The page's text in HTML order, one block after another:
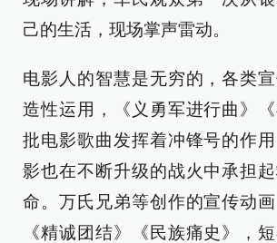
己的生活，现场掌声雷动。
电影人的智慧是无穷的，各类
造性运用，《义勇军进行曲》
批电影歌曲发挥着冲锋号的作
影也在不断升级的战火中承担
命。万氏兄弟等创作的宣传动画
《精诚团结》《民族痛史》，